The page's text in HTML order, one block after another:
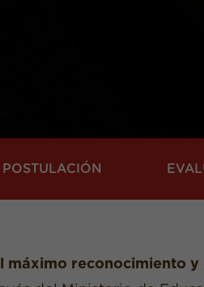
POSTULACIÓN
máximo reconocimiento